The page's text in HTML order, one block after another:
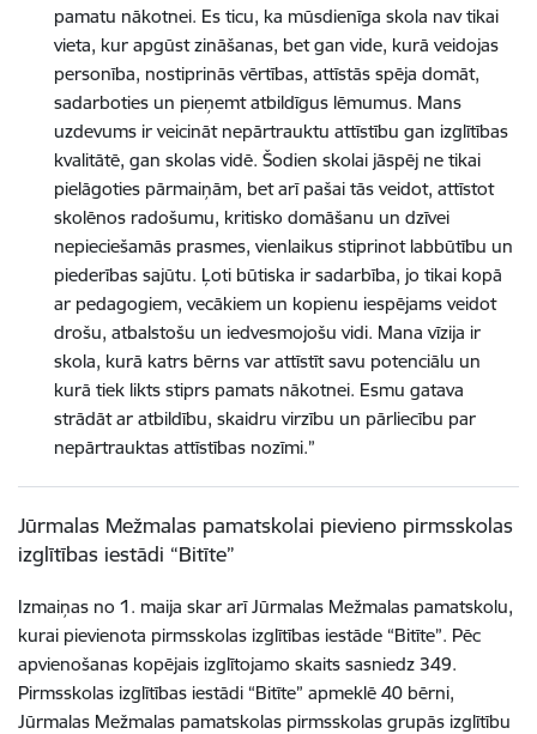
pamatu nākotnei. Es ticu, ka mūsdienīga skola nav tikai
vieta, kur apgūst zināšanas, bet gan vide, kurā veidojas
personība, nostiprinās vērtības, attīstās spēja domāt,
sadarboties un pieņemt atbildīgus lēmumus. Mans
uzdevums ir veicināt nepārtrauktu attīstību gan izglītības
kvalitātē, gan skolas vidē. Šodien skolai jāspēj ne tikai
pielāgoties pārmaiņām, bet arī pašai tās veidot, attīstot
skolēnos radošumu, kritisko domāšanu un dzīvei
nepieciešamās prasmes, vienlaikus stiprinot labbūtību un
piederības sajūtu. Ļoti būtiska ir sadarbība, jo tikai kopā
ar pedagogiem, vecākiem un kopienu iespējams veidot
drošu, atbalstošu un iedvesmojošu vidi. Mana vīzija ir
skola, kurā katrs bērns var attīstīt savu potenciālu un
kurā tiek likts stiprs pamats nākotnei. Esmu gatava
strādāt ar atbildību, skaidru virzību un pārliecību par
nepārtrauktas attīstības nozīmi.”
Jūrmalas Mežmalas pamatskolai pievieno pirmsskolas
izglītības iestādi “Bitīte”
Izmaiņas no 1. maija skar arī Jūrmalas Mežmalas pamatskolu,
kurai pievienota pirmsskolas izglītības iestāde “Bitīte”. Pēc
apvienošanas kopējais izglītojamo skaits sasniedz 349.
Pirmsskolas izglītības iestādi “Bitīte” apmeklē 40 bērni,
Jūrmalas Mežmalas pamatskolas pirmsskolas grupās izglītību